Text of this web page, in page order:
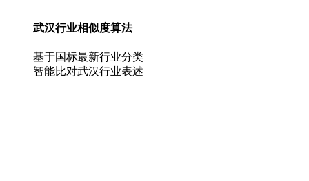
武汉行业相似度算法
基于国标最新行业分类
智能比对武汉行业表述